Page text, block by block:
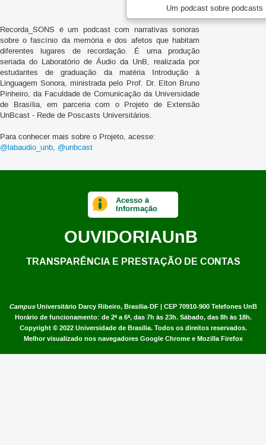
Um podcast sobre podcasts
O ano do boi
Memórias de um dia
Vó
Memórias Póstumas de um Abajur
O Último metrô
Memórias de um amor qualquer
O Homem que quero ser
Tempo de derruba
Recorda_SONS é um podcast com narrativas sonoras
sobre o fascínio da memória e dos afetos que habitam
diferentes lugares de recordação. É uma produção
seriada do Laboratório de Áudio da UnB, realizada por
estudantes de graduação da matéria Introdução à
Linguagem Sonora, ministrada pelo Prof. Dr. Elton Bruno
Pinheiro, da Faculdade de Comunicação da Universidade
de Brasília, em parceria com o Projeto de Extensão
UnBcast - Rede de Poscasts Universitários.
Para conhecer mais sobre o Projeto, acesse:
@labaudio_unb, @unbcast
CampusUniversitário Darcy Ribeiro, Brasília-DF | CEP 70910-900 Telefones UnB
Horário de funcionamento: de 2ª a 6ª, das 7h às 23h. Sábado, das 8h às 18h.
Copyright © 2022 Universidade de Brasília. Todos os direitos reservados.
Melhor visualizado nos navegadores Google Chrome e Mozilla Firefox
Acesso à
Informação
OUVIDORIAUnB
TRANSPARÊNCIA E PRESTAÇÃO DE CONTAS